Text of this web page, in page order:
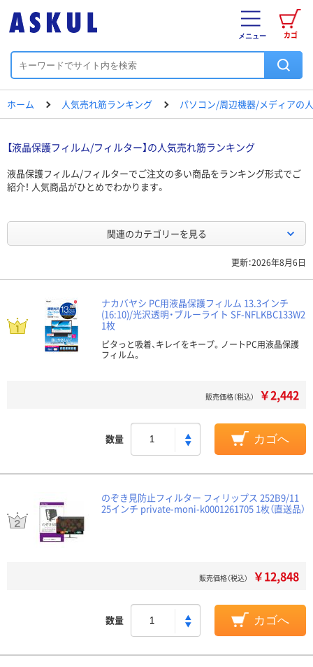
カゴ
メニュー
ホーム 人気売れ筋ランキング パソコン/周辺機器/メディアの
【液晶保護フィルム/フィルター】の人気売れ筋ランキング
液晶保護フィルム/フィルターでご注文の多い商品をランキング形式でご
紹介！ 人気商品がひとめでわかります。
関連のカテゴリーを見る
更新：2026年8月6日
ナカバヤシ PC用液晶保護フィルム 13.3インチ
(16:10)/光沢透明・ブルーライト SF-NFLKBC133W2
1枚
ピタっと吸着、キレイをキープ。ノートPC用液晶保護
フィルム。
販売価格（税込） ￥2,442
数量 カゴへ
のぞき見防止フィルター フィリップス 252B9/11
25インチ private-moni-k0001261705 1枚（直送品）
販売価格（税込） ￥12,848
数量 カゴへ